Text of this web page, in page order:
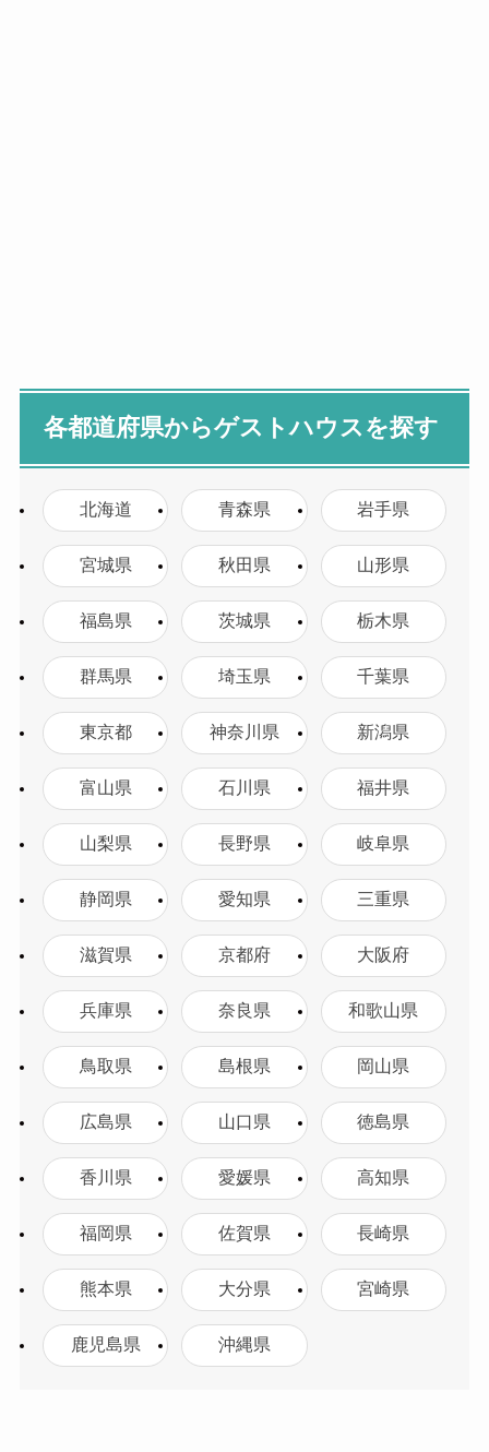
各都道府県からゲストハウスを探す
北海道 青森県 岩手県
宮城県 秋田県 山形県
福島県 茨城県 栃木県
群馬県 埼玉県 千葉県
東京都 神奈川県 新潟県
富山県 石川県 福井県
山梨県 長野県 岐阜県
静岡県 愛知県 三重県
滋賀県 京都府 大阪府
兵庫県 奈良県 和歌山県
鳥取県 島根県 岡山県
広島県 山口県 徳島県
香川県 愛媛県 高知県
福岡県 佐賀県 長崎県
熊本県 大分県 宮崎県
鹿児島県 沖縄県